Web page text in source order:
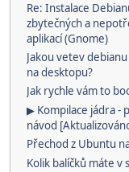
Re: Instalace
zbytečných a
aplikací (Gnome)
Jakou vetev
na desktopu?
Jak rychle vám to
▶ Kompilace jádra -
návod
Přechod z Ubuntu
Kolik balíčků máte v